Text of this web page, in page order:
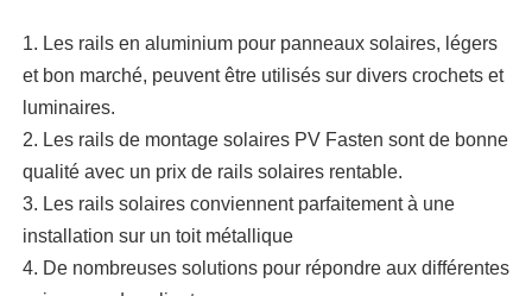
1. Les rails en aluminium pour panneaux solaires, légers
et bon marché, peuvent être utilisés sur divers crochets et
luminaires.
2. Les rails de montage solaires PV Fasten sont de bonne
qualité avec un prix de rails solaires rentable.
3. Les rails solaires conviennent parfaitement à une
installation sur un toit métallique
4. De nombreuses solutions pour répondre aux différentes